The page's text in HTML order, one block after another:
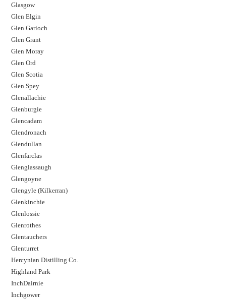
Glasgow
Glen Elgin
Glen Garioch
Glen Grant
Glen Moray
Glen Ord
Glen Scotia
Glen Spey
Glenallachie
Glenburgie
Glencadam
Glendronach
Glendullan
Glenfarclas
Glenglassaugh
Glengoyne
Glengyle (Kilkerran)
Glenkinchie
Glenlossie
Glenrothes
Glentauchers
Glenturret
Hercynian Distilling Co.
Highland Park
InchDairnie
Inchgower